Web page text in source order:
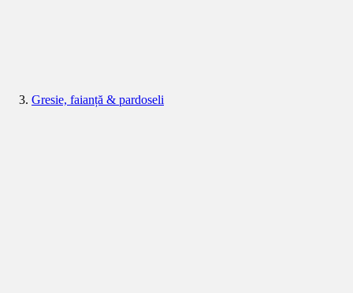
Gresie, faianță & pardoseli